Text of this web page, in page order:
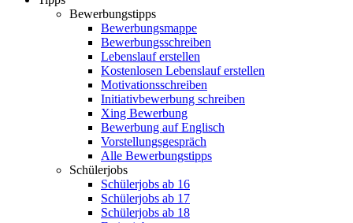
Bewerbungstipps
Bewerbungsmappe
Bewerbungsschreiben
Lebenslauf erstellen
Kostenlosen Lebenslauf erstellen
Motivationsschreiben
Initiativbewerbung schreiben
Xing Bewerbung
Bewerbung auf Englisch
Vorstellungsgespräch
Alle Bewerbungstipps
Schülerjobs
Schülerjobs ab 16
Schülerjobs ab 17
Schülerjobs ab 18